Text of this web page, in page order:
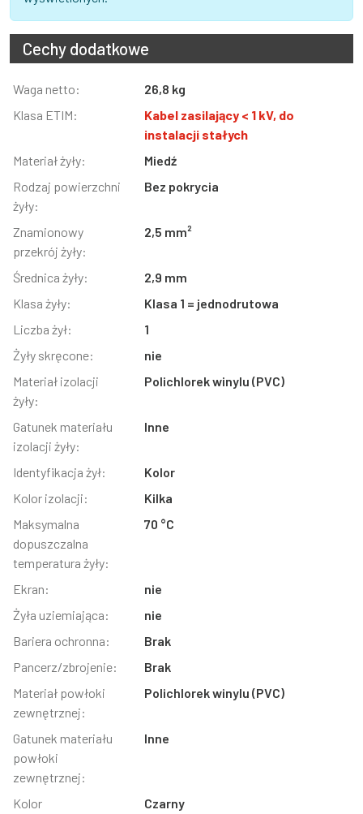
Cechy dodatkowe
Informacja
Wartość
Waga netto:
26,8 kg
Klasa ETIM:
Kabel zasilający < 1 kV, do
instalacji stałych
Materiał żyły:
Miedź
Rodzaj powierzchni
żyły:
Bez pokrycia
Znamionowy
przekrój żyły:
2,5 mm²
Średnica żyły:
2,9 mm
Klasa żyły:
Klasa 1 = jednodrutowa
Liczba żył:
1
Żyły skręcone:
nie
Materiał izolacji
żyły:
Polichlorek winylu (PVC)
Gatunek materiału
izolacji żyły:
Inne
Identyfikacja żył:
Kolor
Kolor izolacji:
Kilka
Maksymalna
dopuszczalna
temperatura żyły:
70 °C
Ekran:
nie
Żyła uziemiająca:
nie
Bariera ochronna:
Brak
Pancerz/zbrojenie:
Brak
Materiał powłoki
zewnętrznej:
Polichlorek winylu (PVC)
Gatunek materiału
powłoki
zewnętrznej:
Inne
Kolor
Czarny